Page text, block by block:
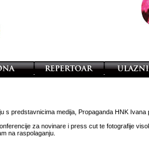
s predstavnicima medija, Propaganda HNK
za novinare i press cut te fotografije
na raspolaganju.